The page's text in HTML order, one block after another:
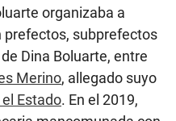
organizaba a
prefectos, subprefectos
Dina Boluarte, entre
Merino, allegado suyo
Estado. En el 2019,